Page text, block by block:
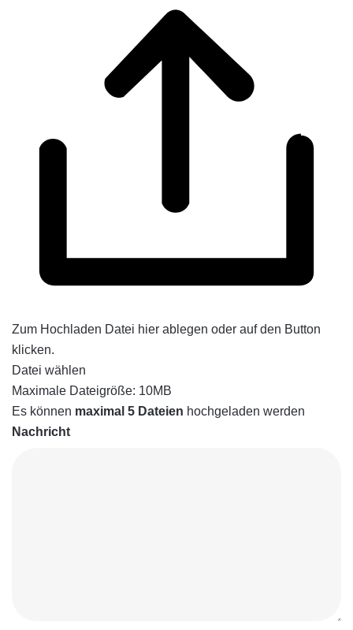
Zum Hochladen Datei hier ablegen oder auf den Button
klicken.
Datei wählen
Maximale Dateigröße: 10MB
Es können maximal 5 Dateien hochgeladen werden
Nachricht